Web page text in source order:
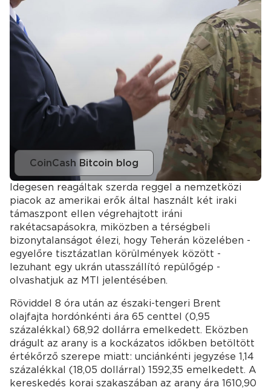
CoinCash Bitcoin blog
Idegesen reagáltak szerda reggel a nemzetközi
piacok az amerikai erők által használt két iraki
támaszpont ellen végrehajtott iráni
rakétacsapásokra, miközben a térségbeli
bizonytalanságot élezi, hogy Teherán közelében -
egyelőre tisztázatlan körülmények között -
lezuhant egy ukrán utasszállító repülőgép -
olvashatjuk az MTI jelentésében.
Röviddel 8 óra után az északi-tengeri Brent
olajfajta hordónkénti ára 65 centtel (0,95
százalékkal) 68,92 dollárra emelkedett. Eközben
drágult az arany is a kockázatos időkben betöltött
értékőrző szerepe miatt: unciánkénti jegyzése 1,14
százalékkal (18,05 dollárral) 1592,35 emelkedett. A
kereskedés korai szakaszában az arany ára 1610,90